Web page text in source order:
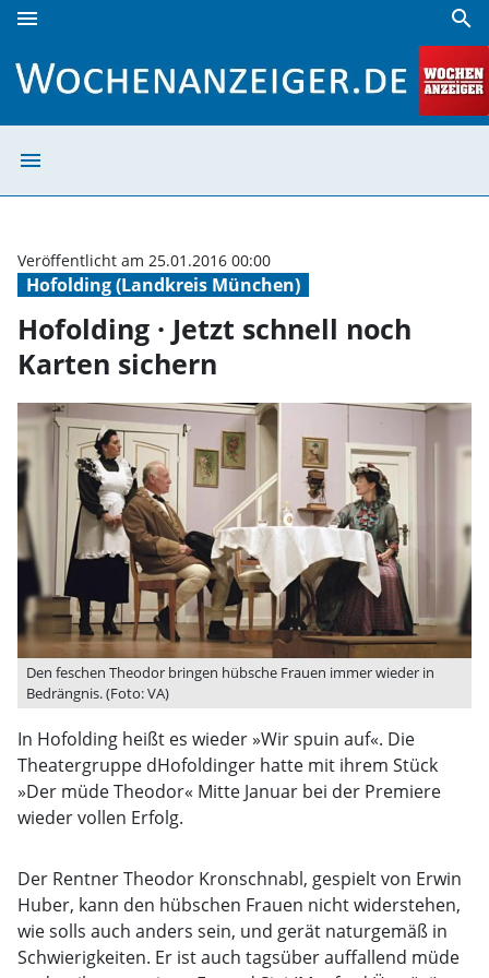
menu search
menu
Hofolding (Landkreis München)
Veröffentlicht am 25.01.2016 00:00
Hofolding · Jetzt schnell noch
Karten sichern
Den feschen Theodor bringen hübsche Frauen immer wieder in
Bedrängnis. (Foto: VA)
In Hofolding heißt es wieder »Wir spuin auf«. Die
Theatergruppe dHofoldinger hatte mit ihrem Stück
»Der müde Theodor« Mitte Januar bei der Premiere
wieder vollen Erfolg.
Der Rentner Theodor Kronschnabl, gespielt von Erwin
Huber, kann den hübschen Frauen nicht widerstehen,
wie solls auch anders sein, und gerät naturgemäß in
Schwierigkeiten. Er ist auch tagsüber auffallend müde